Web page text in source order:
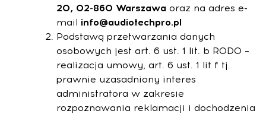
20, 02-860 Warszawa oraz na adres e-
mail info@audiotechpro.pl
Podstawą przetwarzania danych
osobowych jest art. 6 ust. 1 lit. b RODO –
realizacja umowy, art. 6 ust. 1 lit f tj.
prawnie uzasadniony interes
administratora w zakresie
rozpoznawania reklamacji i dochodzenia